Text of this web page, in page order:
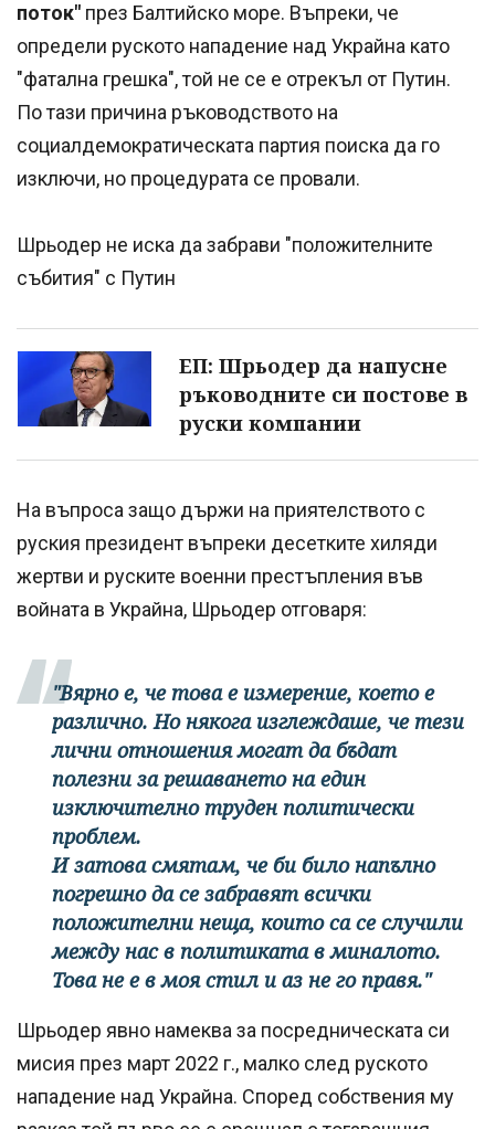
поток" през Балтийско море. Въпреки, че
определи руското нападение над Украйна като
"фатална грешка", той не се е отрекъл от Путин.
По тази причина ръководството на
социалдемократическата партия поиска да го
изключи, но процедурата се провали.
Шрьодер не иска да забрави "положителните
събития" с Путин
ЕП: Шрьодер да напусне
ръководните си постове в
руски компании
На въпроса защо държи на приятелството с
руския президент въпреки десетките хиляди
жертви и руските военни престъпления във
войната в Украйна, Шрьодер отговаря:
"Вярно е, че това е измерение, което е
различно. Но някога изглеждаше, че тези
лични отношения могат да бъдат
полезни за решаването на един
изключително труден политически
проблем.
И затова смятам, че би било напълно
погрешно да се забравят всички
положителни неща, които са се случили
между нас в политиката в миналото.
Това не е в моя стил и аз не го правя."
Шрьодер явно намеква за посредническата си
мисия през март 2022 г., малко след руското
нападение над Украйна. Според собствения му